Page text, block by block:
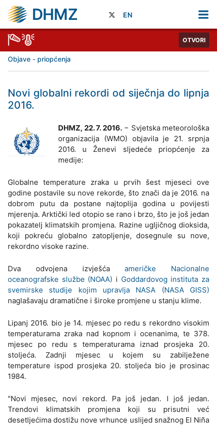
DHMZ EN
OTVORI
Objave - priopćenja
Novi globalni rekordi od siječnja do lipnja
2016.
DHMZ, 22. 7. 2016.− Svjetska meteorološka
organizacija (WMO) objavila je 21. srpnja
2016. u Ženevi sljedeće priopćenje za
medije:
Globalne temperature zraka u prvih šest mjeseci ove
godine postavile su nove rekorde, što znači da je 2016. na
dobrom putu da postane najtoplija godina u povijesti
mjerenja. Arktički led otopio se rano i brzo, što je još jedan
pokazatelj klimatskih promjena. Razine ugljičnog dioksida,
koji pokreću globalno zatopljenje, dosegnule su nove,
rekordno visoke razine.
Dva odvojena izvješćaameričke Nacionalne
oceanografske službe (NOAA) i Goddardovog instituta za
svemirske studije kojim upravlja NASA (NASA GISS)
naglašavaju dramatične i široke promjene u stanju klime.
Lipanj 2016. bio je 14. mjesec po redu s rekordno visokim
temperaturama zraka nad kopnom i ocenanima, te 378.
mjesec po redu s temperaturama iznad prosjeka 20.
stoljeća. Zadnji mjesec u kojem su zabilježene
temperature ispod prosjeka 20. stoljeća bio je prosinac
1984.
"Novi mjesec, novi rekord. Pa još jedan. I još jedan.
Trendovi klimatskih promjena koji su prisutni već
desetljećima dostižu nove vrhunce uslijed snažnog El Niña